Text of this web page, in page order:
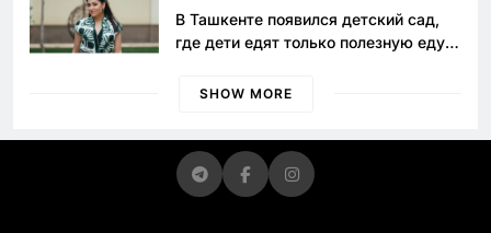
В Ташкенте появился детский сад,
где дети едят только полезную еду.
просить «кашу без сахара»
SHOW MORE